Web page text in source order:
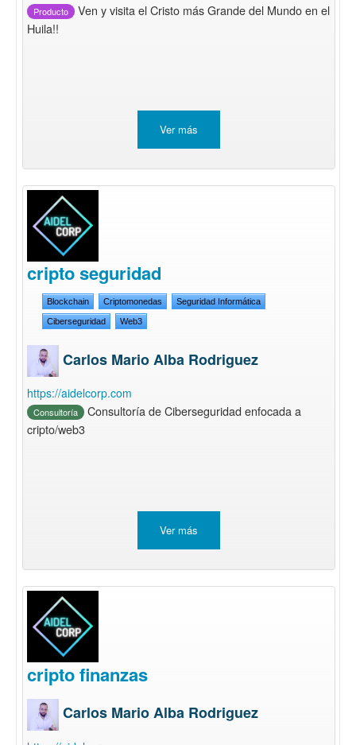
Producto
Ven y visita el Cristo más Grande del Mundo en el
Huila!!
Ver más
cripto seguridad
Blockchain Criptomonedas Seguridad Informática
Ciberseguridad Web3
Carlos Mario Alba Rodriguez
https://aidelcorp.com
Consultoría
Consultoría de Ciberseguridad enfocada a
cripto/web3
Ver más
cripto finanzas
Carlos Mario Alba Rodriguez